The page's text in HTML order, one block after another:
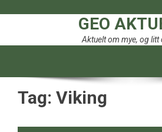
GEO
Aktuelt om mye, og litt
Tag: Viking